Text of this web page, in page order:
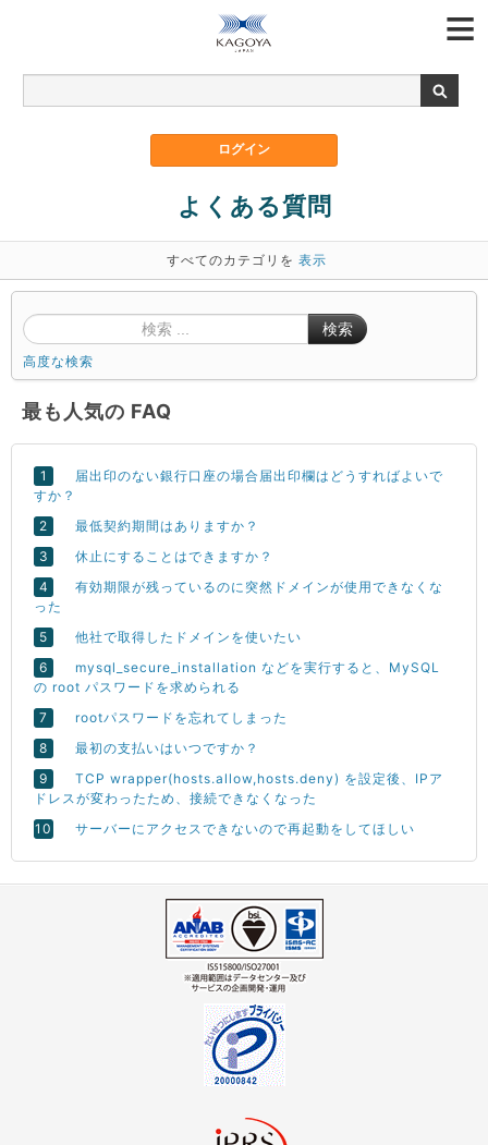
よくある質問
すべてのカテゴリを 表示
検索
高度な検索
最も人気の FAQ
届出印のない銀行口座の場合届出印欄はどうすればよいで
すか？
最低契約期間はありますか？
休止にすることはできますか？
有効期限が残っているのに突然ドメインが使用できなくな
った
他社で取得したドメインを使いたい
mysql_secure_installation などを実行すると、MySQL
の root パスワードを求められる
rootパスワードを忘れてしまった
最初の支払いはいつですか？
TCP wrapper(hosts.allow,hosts.deny) を設定後、IPア
ドレスが変わったため、接続できなくなった
サーバーにアクセスできないので再起動をしてほしい